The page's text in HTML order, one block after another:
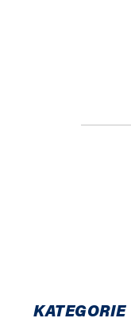
KATEGORIE